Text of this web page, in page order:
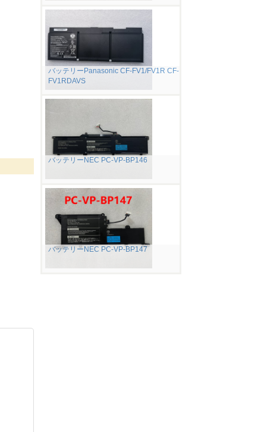
バッテリーPanasonic CF-FV1/FV1R CF-
FV1RDAVS
バッテリーNEC PC-VP-BP146
バッテリーNEC PC-VP-BP147